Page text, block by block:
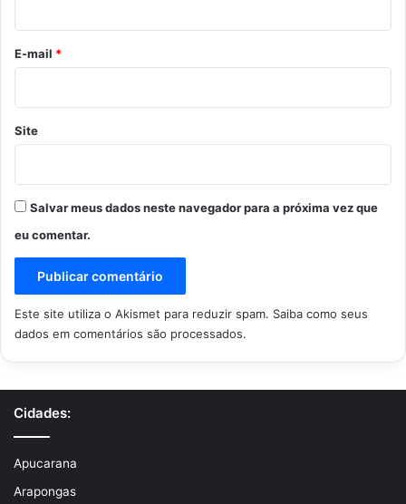
o
*
E-mail *
Site
Salvar meus dados neste navegador para a próxima vez que
eu comentar.
Este site utiliza o Akismet para reduzir spam. Saiba como seus
dados em comentários são processados.
Cidades:
Apucarana
Arapongas